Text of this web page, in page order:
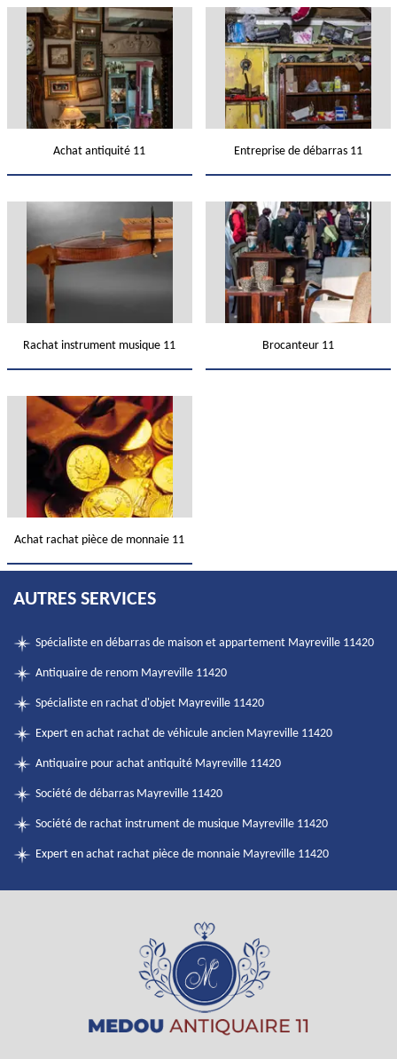
Achat antiquité 11 Entreprise de débarras 11
Rachat instrument musique 11 Brocanteur 11
Achat rachat pièce de monnaie 11
AUTRES SERVICES
Spécialiste en débarras de maison et appartement Mayreville 11420
Antiquaire de renom Mayreville 11420
Spécialiste en rachat d'objet Mayreville 11420
Expert en achat rachat de véhicule ancien Mayreville 11420
Antiquaire pour achat antiquité Mayreville 11420
Société de débarras Mayreville 11420
Société de rachat instrument de musique Mayreville 11420
Expert en achat rachat pièce de monnaie Mayreville 11420